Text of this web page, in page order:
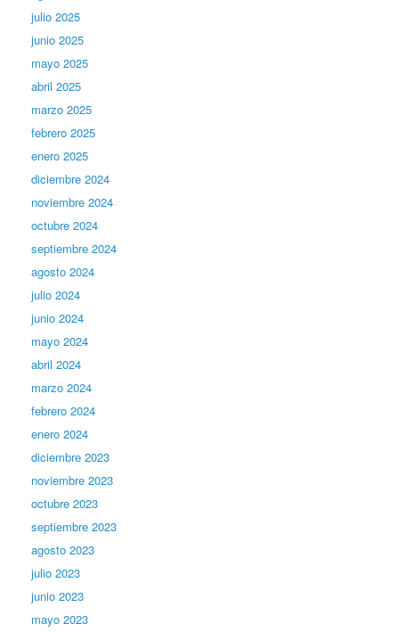
julio 2025
junio 2025
mayo 2025
abril 2025
marzo 2025
febrero 2025
enero 2025
diciembre 2024
noviembre 2024
octubre 2024
septiembre 2024
agosto 2024
julio 2024
junio 2024
mayo 2024
abril 2024
marzo 2024
febrero 2024
enero 2024
diciembre 2023
noviembre 2023
octubre 2023
septiembre 2023
agosto 2023
julio 2023
junio 2023
mayo 2023